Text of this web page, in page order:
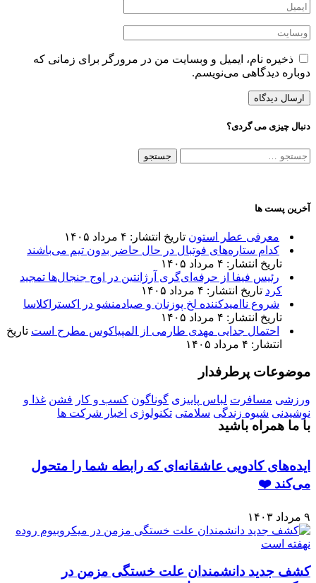
ذخیره نام، ایمیل و وبسایت من در مرورگر برای زمانی که
دوباره دیدگاهی می‌نویسم.
دنبال چیزی می گردی؟
جستجو
آخرین پست ها
معرفی عطر استون تاریخ انتشار: ۴ مرداد ۱۴۰۵
کدام ستاره‌های فوتبال در حال حاضر بدون تیم می‌باشند
تاریخ انتشار: ۴ مرداد ۱۴۰۵
رئیس فیفا از حرفه‌ای‌گری آرژانتین در اوج جنجال‌ها تمجید
کرد تاریخ انتشار: ۴ مرداد ۱۴۰۵
شروع ناامیدکننده لخ پوزنان و صیادمنشو در اکستراکلاسا
تاریخ انتشار: ۴ مرداد ۱۴۰۵
احتمال جدایی مهدی طارمی از المپیاکوس مطرح است تاریخ
انتشار: ۴ مرداد ۱۴۰۵
موضوعات پرطرفدار
ورزشی مسافرت لباس پاییزی گوناگون کسب و کار فشن غذا و
نوشیدنی شیوه زندگی سلامتی تکنولوژی اخبار شرکت ها
با ما همراه باشید
ایده‌های کادویی عاشقانه‌ای که رابطه شما را متحول
می‌کند ❤️
۹ مرداد ۱۴۰۳
کشف جدید دانشمندان علت خستگی مزمن در